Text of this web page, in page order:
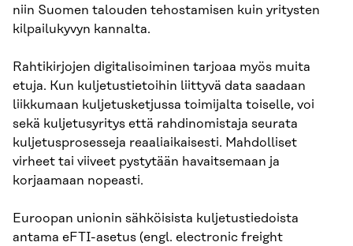
niin Suomen talouden tehostamisen kuin yritysten
kilpailukyvyn kannalta.
Rahtikirjojen digitalisoiminen tarjoaa myös muita
etuja. Kun kuljetustietoihin liittyvä data saadaan
liikkumaan kuljetusketjussa toimijalta toiselle, voi
sekä kuljetusyritys että rahdinomistaja seurata
kuljetusprosesseja reaaliaikaisesti. Mahdolliset
virheet tai viiveet pystytään havaitsemaan ja
korjaamaan nopeasti.
Euroopan unionin sähköisista kuljetustiedoista
antama eFTI-asetus (engl. electronic freight